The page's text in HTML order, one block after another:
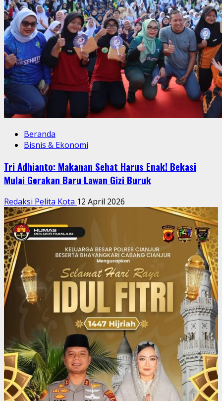
Beranda
Bisnis & Ekonomi
Tri Adhianto: Makanan Sehat Harus Enak! Bekasi
Mulai Gerakan Baru Lawan Gizi Buruk
Redaksi Pelita Kota 12 April 2026